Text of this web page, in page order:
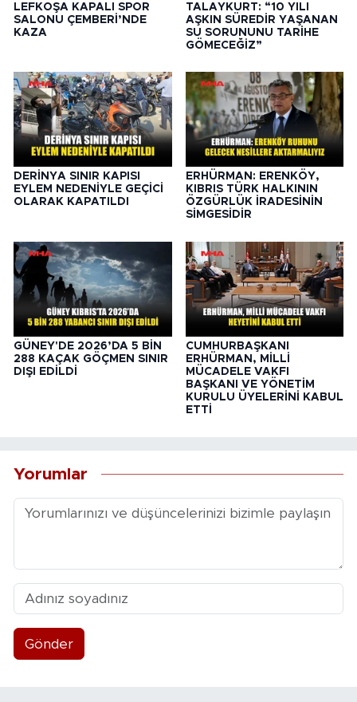
LEFKOŞA KAPALI SPOR
SALONU ÇEMBERİ’NDE
KAZA
TALAYKURT: “10 YILI
AŞKIN SÜREDİR YAŞANAN
SU SORUNUNU TARİHE
GÖMECEĞİZ”
DERİNYA SINIR KAPISI
EYLEM NEDENİYLE GEÇİCİ
OLARAK KAPATILDI
ERHÜRMAN: ERENKÖY,
KIBRIS TÜRK HALKININ
ÖZGÜRLÜK İRADESİNİN
SİMGESİDİR
GÜNEY'DE 2026’DA 5 BİN
288 KAÇAK GÖÇMEN SINIR
DIŞI EDİLDİ
CUMHURBAŞKANI
ERHÜRMAN, MİLLİ
MÜCADELE VAKFI
BAŞKANI VE YÖNETİM
KURULU ÜYELERİNİ KABUL
ETTİ
Yorumlar
Gönder